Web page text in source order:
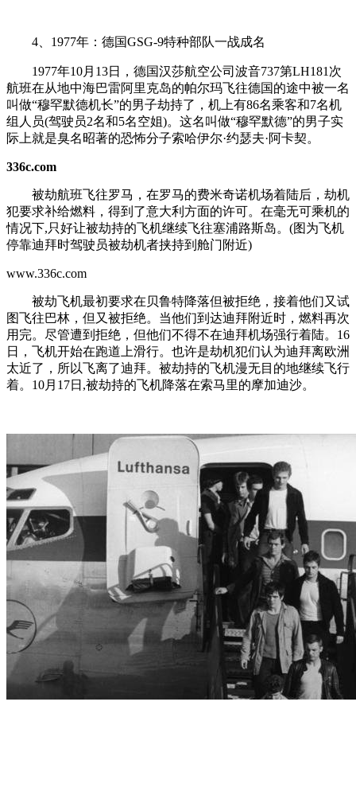
4、1977年：德国GSG-9特种部队一战成名
1977年10月13日，德国汉莎航空公司波音737第LH181次
航班在从地中海巴雷阿里克岛的帕尔玛飞往德国的途中被一名
叫做“穆罕默德机长”的男子劫持了，机上有86名乘客和7名机
组人员(驾驶员2名和5名空姐)。这名叫做“穆罕默德”的男子实
际上就是臭名昭著的恐怖分子索哈伊尔·约瑟夫·阿卡契。
336c.com
被劫航班飞往罗马，在罗马的费米奇诺机场着陆后，劫机
犯要求补给燃料，得到了意大利方面的许可。在毫无可乘机的
情况下,只好让被劫持的飞机继续飞往塞浦路斯岛。(图为飞机
停靠迪拜时驾驶员被劫机者挟持到舱门附近)
www.336c.com
被劫飞机最初要求在贝鲁特降落但被拒绝，接着他们又试
图飞往巴林，但又被拒绝。当他们到达迪拜附近时，燃料再次
用完。尽管遭到拒绝，但他们不得不在迪拜机场强行着陆。16
日，飞机开始在跑道上滑行。也许是劫机犯们认为迪拜离欧洲
太近了，所以飞离了迪拜。被劫持的飞机漫无目的地继续飞行
着。10月17日,被劫持的飞机降落在索马里的摩加迪沙。